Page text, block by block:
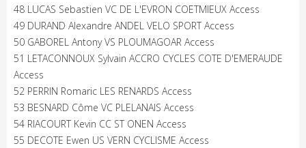
48 LUCAS Sebastien VC DE L'EVRON COETMIEUX Access
49 DURAND Alexandre ANDEL VELO SPORT Access
50 GABOREL Antony VS PLOUMAGOAR Access
51 LETACONNOUX Sylvain ACCRO CYCLES COTE D'EMERAUDE
Access
52 PERRIN Romaric LES RENARDS Access
53 BESNARD Côme VC PLELANAIS Access
54 RIACOURT Kevin CC ST ONEN Access
55 DECOTE Ewen US VERN CYCLISME Access